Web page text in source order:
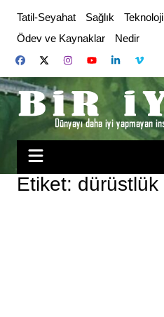
content
Tatil-Seyahat Sağlık Teknoloji
Ödev ve Kaynaklar
Nedir
Etiket: dürüstlük